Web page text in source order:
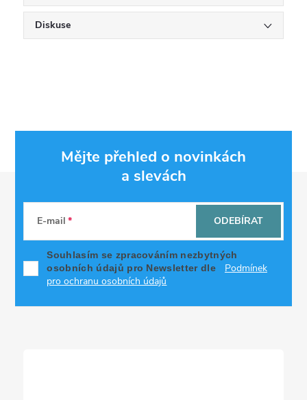
Diskuse
Mějte přehled o novinkách
a slevách
E-mail
Souhlasím se zpracováním nezbytných
osobních údajů pro Newsletter dle
Podmínek
pro ochranu osobních údajů
ODEBÍRAT